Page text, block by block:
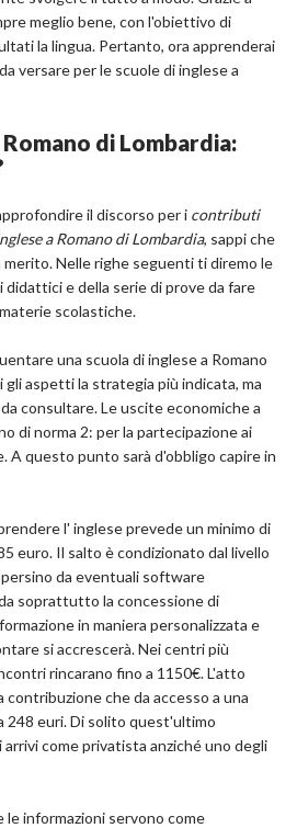
meglio bene, con l'obiettivo di
la lingua. Pertanto, ora apprenderai
versare per le scuole di inglese a
di Lombardia:
il discorso per i contributi
a Romano di Lombardia, sappi che
Nelle righe seguenti ti diremo le
didattici e della serie di prove da fare
scolastiche.
una scuola di inglese a Romano
aspetti la strategia più indicata, ma
consultare. Le uscite economiche a
di norma 2: per la partecipazione ai
A questo punto sarà d'obbligo capire in
l' inglese prevede un minimo di
euro. Il salto è condizionato dal livello
da eventuali software
soprattutto la concessione di
in maniera personalizzata e
si accrescerà. Nei centri più
rincarano fino a 1150€. L'atto
che da accesso a una
248 euri. Di solito quest'ultimo
come privatista anziché uno degli
informazioni servono come